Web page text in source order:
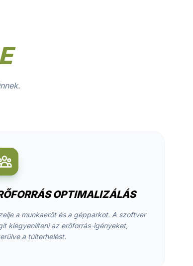
OPTIMALIZÁLÁS
a munkaerőt és a gépparkot. A szoftver
kiegyenlíteni az erőforrás-igényeket,
a túlterhelést.